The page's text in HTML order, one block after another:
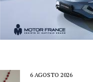
6 AGOSTO 2026